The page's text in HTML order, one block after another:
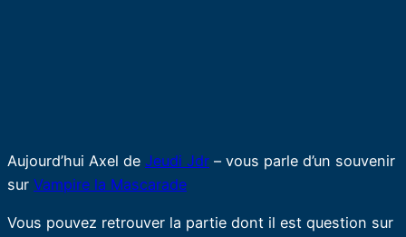
Aujourd’hui Axel de Jeudi Jdr – vous parle d’un souvenir
sur Vampire la Mascarade
Vous pouvez retrouver la partie dont il est question sur